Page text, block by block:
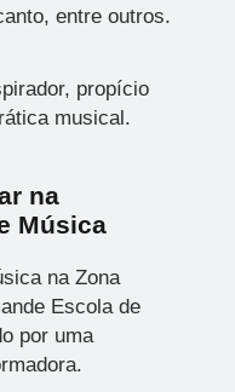
entre outros.
propício
musical.
na
Música
na Zona
Escola de
por uma